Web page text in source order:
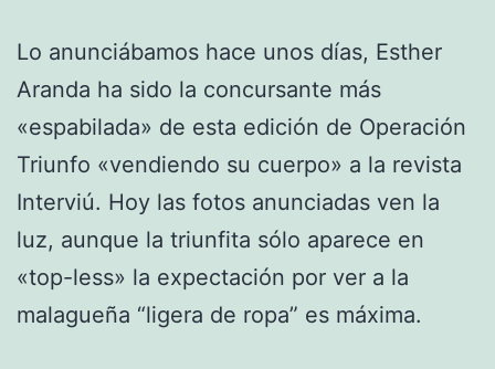
Lo anunciábamos hace unos días, Esther
Aranda ha sido la concursante más
«espabilada» de esta edición de Operación
Triunfo «vendiendo su cuerpo» a la revista
Interviú. Hoy las fotos anunciadas ven la
luz, aunque la triunfita sólo aparece en
«top-less» la expectación por ver a la
malagueña “ligera de ropa” es máxima.